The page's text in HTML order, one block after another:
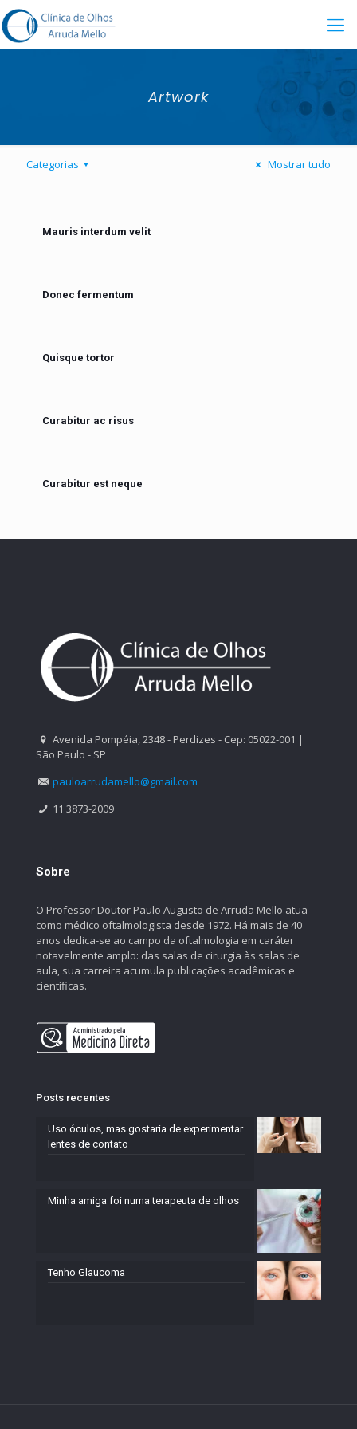
Artwork
Categorias Mostrar tudo
Mauris interdum velit
Donec fermentum
Quisque tortor
Curabitur ac risus
Curabitur est neque
Avenida Pompéia, 2348 - Perdizes - Cep: 05022-001 |
São Paulo - SP
pauloarrudamello@gmail.com
11 3873-2009
Sobre
O Professor Doutor Paulo Augusto de Arruda Mello atua
como médico oftalmologista desde 1972. Há mais de 40
anos dedica-se ao campo da oftalmologia em caráter
notavelmente amplo: das salas de cirurgia às salas de
aula, sua carreira acumula publicações acadêmicas e
científicas.
Posts recentes
Uso óculos, mas gostaria de experimentar
lentes de contato
Minha amiga foi numa terapeuta de olhos
Tenho Glaucoma